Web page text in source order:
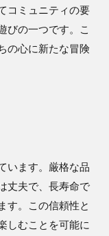
コミュニティの要
びの一つです。こ
の心に新たな冒険
います。厳格な品
丈夫で、長寿命で
す。この信頼性と
しむことを可能に